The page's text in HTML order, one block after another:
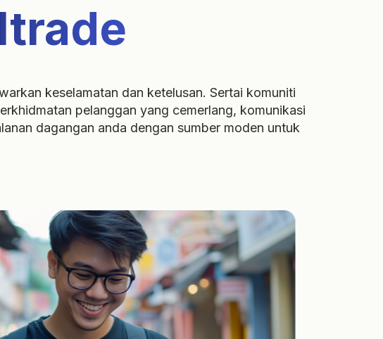
keselamatan dan ketelusan. Sertai komuniti
pelanggan yang cemerlang, komunikasi
dagangan anda dengan sumber moden untuk